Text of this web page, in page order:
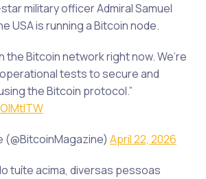
military officer Admiral Samuel
USA is running a Bitcoin node.
the Bitcoin network right now. We’re
tests to secure and
the Bitcoin protocol.”
(@BitcoinMagazine) April 22, 2026
tuíte acima, diversas pessoas